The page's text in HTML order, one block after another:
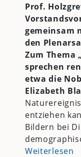
Prof.
gemeinsam
den
Zum Thema
sprechen
etwa die
Elizabeth
entziehen
Bildern bei
Weiterlesen